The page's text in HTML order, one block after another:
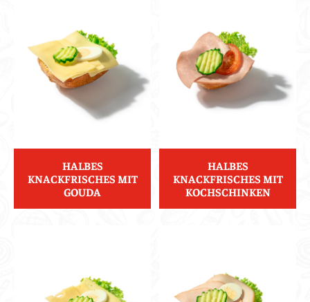
HALBES
KNACKFRISCHES MIT
GOUDA
HALBES
KNACKFRISCHES MIT
KOCHSCHINKEN